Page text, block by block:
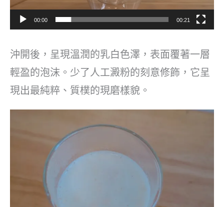
00:00 00:21
沖開後，呈現溫潤的乳白色澤，表面覆著一層
輕盈的泡沫。少了人工澱粉的刻意修飾，它呈
現出最純粹、質樸的現磨樣貌。